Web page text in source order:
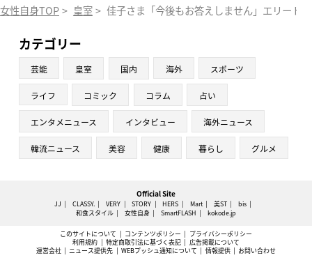
女性自身TOP > 皇室 > 佳子さま「今後もお答えしません」エリート
カテゴリー
芸能 皇室 国内 海外 スポーツ
ライフ コミック コラム 占い
エンタメニュース インタビュー 海外ニュース
韓流ニュース 美容 健康 暮らし グルメ
Official Site
JJ CLASSY. VERY STORY HERS Mart 美ST
bis
和食スタイル
女性自身 SmartFLASH kokode.jp
このサイトについて コンテンツポリシー
プライバシーポリシー
利用規約
特定商取引法に基づく表記
広告掲載について
運営会社
ニュース提供先 WEBプッシュ通知について 情報提供 お問い合わせ